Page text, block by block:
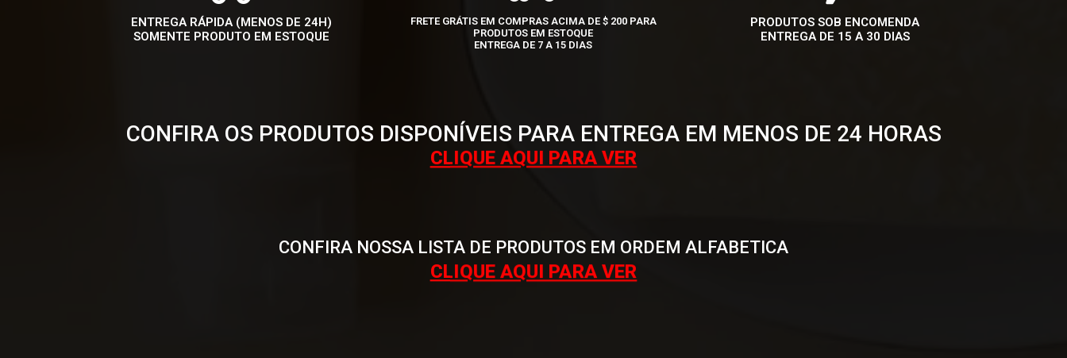
ENTREGA RÁPIDA (MENOS DE 24H)
SOMENTE PRODUTO EM ESTOQUE
FRETE GRÁTIS EM COMPRAS ACIMA DE $ 200 PARA
PRODUTOS EM ESTOQUE
ENTREGA DE 7 A 15 DIAS
PRODUTOS SOB ENCOMENDA
ENTREGA DE 15 A 30 DIAS
CONFIRA OS PRODUTOS DISPONÍVEIS PARA ENTREGA EM MENOS DE 24 HORAS
CLIQUE AQUI PARA VER
CONFIRA NOSSA LISTA DE PRODUTOS EM ORDEM ALFABETICA
CLIQUE AQUI PARA VER